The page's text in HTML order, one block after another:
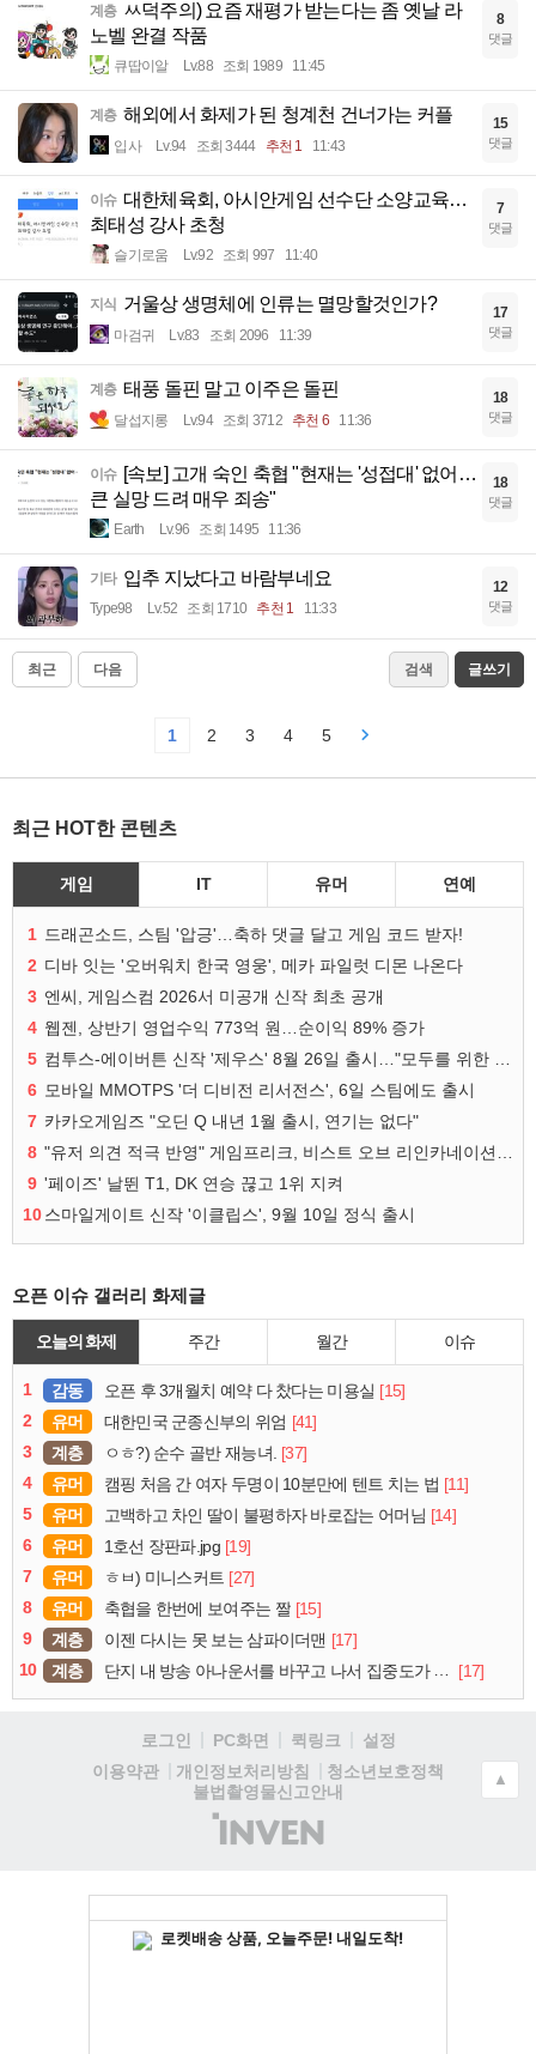
계층 ㅆ덕주의) 요즘 재평가 받는다는 좀 옛날 라
노벨 완결 작품
큐땁이알 Lv.88 조회 1989 11:45
8
댓글
계층 해외에서 화제가 된 청계천 건너가는 커플
입사 Lv.94 조회 3444 추천 1 11:43
15
댓글
이슈 대한체육회, 아시안게임 선수단 소양교육…
최태성 강사 초청
슬기로움 Lv.92 조회 997 11:40
7
댓글
지식 거울상 생명체에 인류는 멸망할것인가?
마검귀 Lv.83 조회 2096 11:39
17
댓글
계층 태풍 돌핀 말고 이주은 돌핀
달섭지롱 Lv.94 조회 3712 추천 6 11:36
18
댓글
이슈 [속보] 고개 숙인 축협 "현재는 '성접대' 없어…
큰 실망 드려 매우 죄송"
Earth Lv.96 조회 1495 11:36
18
댓글
기타 입추 지났다고 바람부네요
Type98 Lv.52 조회 1710 추천 1 11:33
12
댓글
최근 다음 검색 글쓰기
1 2 3 4 5
최근 HOT한 콘텐츠
게임 IT 유머 연예
1 드래곤소드, 스팀 '압긍'…축하 댓글 달고 게임 코드 받자!
2 디바 잇는 '오버워치 한국 영웅', 메카 파일럿 디몬 나온다
3 엔씨, 게임스컴 2026서 미공개 신작 최초 공개
4 웹젠, 상반기 영업수익 773억 원…순이익 89% 증가
5
6 모바일 MMOTPS '더 디비전 리서전스', 6일 스팀에도 출시
7 카카오게임즈 "오딘 Q 내년 1월 출시, 연기는 없다"
8
9 '페이즈' 날뛴 T1, DK 연승 끊고 1위 지켜
10스마일게이트 신작 '이클립스', 9월 10일 정식 출시
오픈 이슈 갤러리 화제글
오늘의 화제 주간 월간 이슈
1 감동 오픈 후 3개월치 예약 다 찼다는 미용실 [15]
2
유머 대한민국 군종신부의 위엄 [41]
3
계층 ㅇㅎ?) 순수 골반 재능녀. [37]
4
유머 캠핑 처음 간 여자 두명이 10분만에 텐트 치는 법 [11]
5
유머 고백하고 차인 딸이 불평하자 바로잡는 어머님 [14]
6
유머 1호선 장판파.jpg [19]
7
유머 ㅎㅂ) 미니스커트 [27]
8
유머 축협을 한번에 보여주는 짤 [15]
9
계층 이젠 다시는 못 보는 삼파이더맨 [17]
10
계층 단지 내 방송 아나운서를 바꾸고 나서 집중도가 확 올라갔다는 한 아파트의 안내방송 [17]
로그인 PC화면 퀵링크
설정
이용약관
개인정보처리방침
청소년보호정책
불법촬영물신고안내
(주)
인
▲